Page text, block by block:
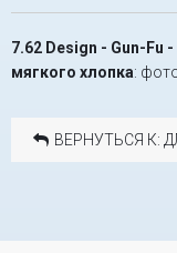
7.62 Design - Gun-Fu
мягкого хлопка:
ВЕРНУТЬСЯ К: